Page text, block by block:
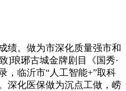
。做为市深化质量强市和
]琅琊古城金牌剧目《国秀·
，临沂市“人工智能+”取科
深化医保做为沉点工做，崂